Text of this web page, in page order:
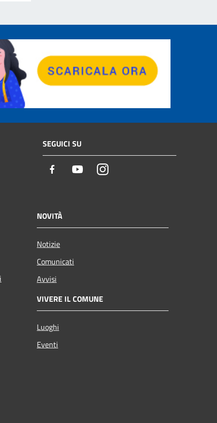
SEGUICI SU
Facebook YoutubeInstagram
NOVITÀ
Notizie
Comunicati
Avvisi
VIVERE IL COMUNE
Luoghi
Eventi